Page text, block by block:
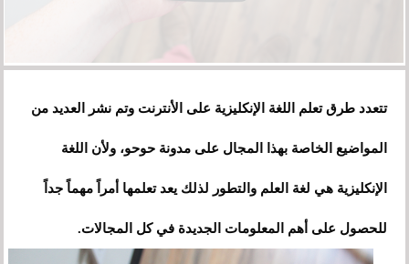
تتعدد طرق تعلم اللغة الإنكليزية على الأنترنت وتم نشر العديد من
المواضيع الخاصة بهذا المجال على مدونة حوحو، ولأن اللغة
الإنكليزية هي لغة العلم والتطور لذلك يعد تعلمها أمراً مهماً جداً
للحصول على أهم المعلومات الجديدة في كل المجالات.